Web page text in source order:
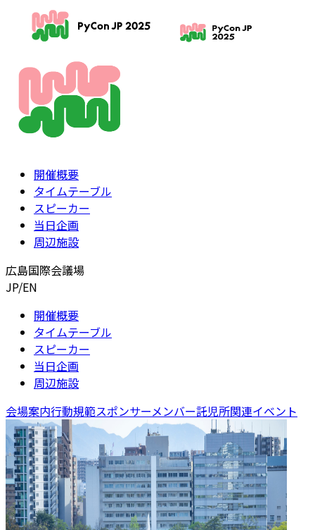
開催概要
タイムテーブル
スピーカー
当日企画
周辺施設
広島国際会議場
JP/EN
開催概要
タイムテーブル
スピーカー
当日企画
周辺施設
会場案内行動規範スポンサーメンバー託児所関連イベント